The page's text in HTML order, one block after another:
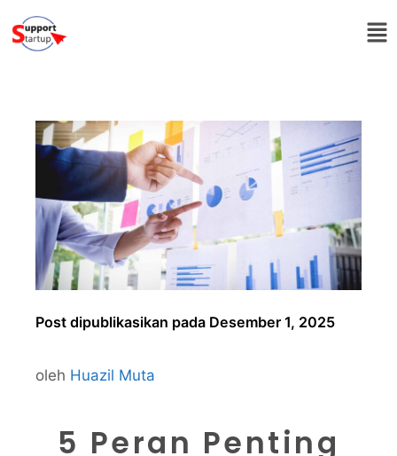
Post dipublikasikan pada Desember 1, 2025
oleh Huazil Muta
5 Peran Penting